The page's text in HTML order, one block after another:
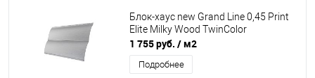
Блок-хаус new Grand Line 0,45 Print
Elite Milky Wood TwinColor
1 755 руб. / м2
Подробнее